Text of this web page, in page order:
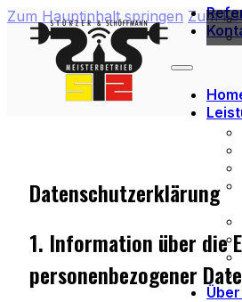
Zum Hauptinhalt springen Zum
Datenschutzerklärung
1. Information über die
personenbezogener